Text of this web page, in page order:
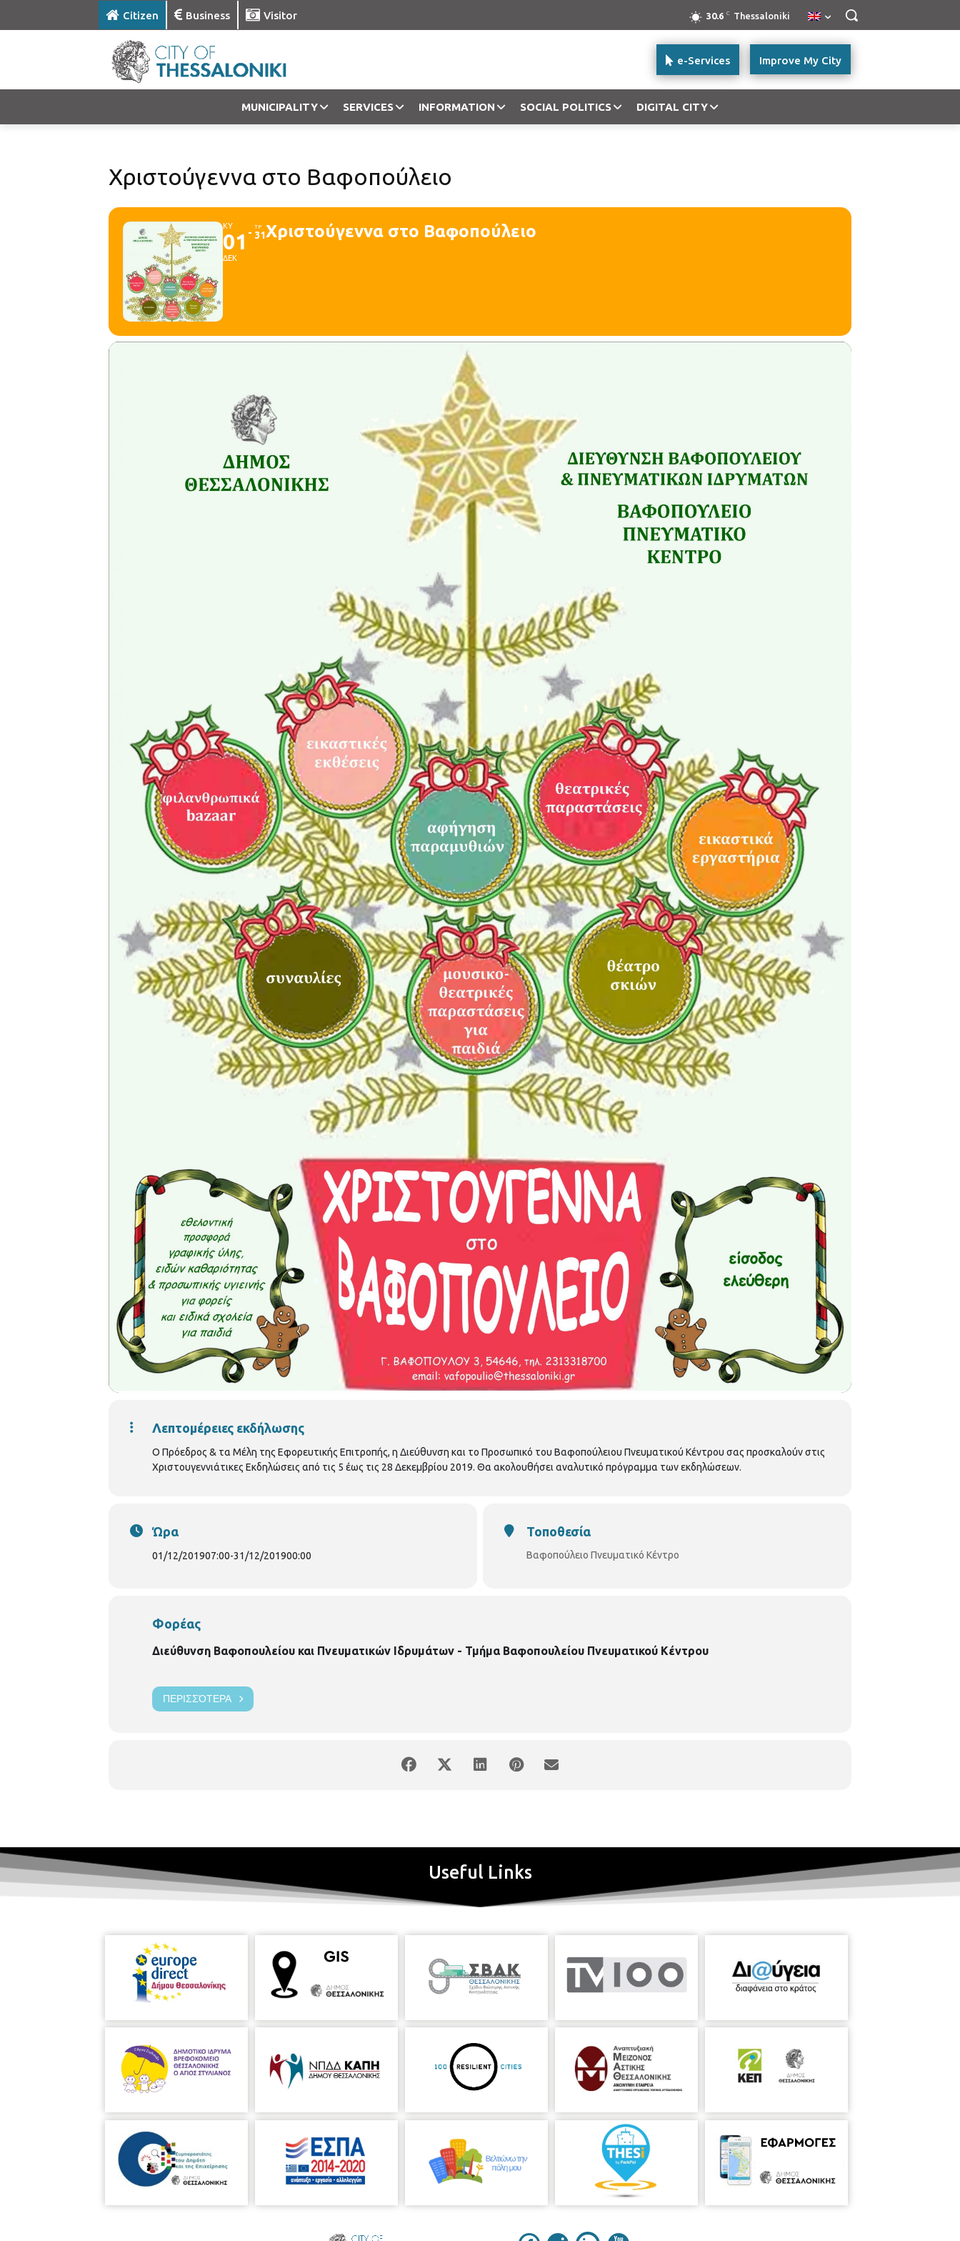
Citizen Business Visitor 30.6 C Thessaloniki
Improve My City
e-Services
MUNICIPALITY SERVICES INFORMATION SOCIAL POLITICS DIGITAL CITY
Χριστούγεννα στο Βαφοπούλειο
ΚΥ
01
ΔΕΚ
ΤΡ
31Χριστούγεννα στο Βαφοπούλειο
Λεπτομέρειες εκδήλωσης
Ο Πρόεδρος & τα Μέλη της Εφορευτικής Επιτροπής, η Διεύθυνση και το Προσωπικό του Βαφοπούλειου Πνευματικού Κέντρου σας προσκαλούν στις
Χριστουγεννιάτικες Εκδηλώσεις από τις 5 έως τις 28 Δεκεμβρίου 2019. Θα ακολουθήσει αναλυτικό πρόγραμμα των εκδηλώσεων.
Ώρα
01/12/201907:00-31/12/201900:00
Τοποθεσία
Βαφοπούλειο Πνευματικό Κέντρο
Φορέας
Διεύθυνση Βαφοπουλείου και Πνευματικών Ιδρυμάτων - Τμήμα Βαφοπουλείου Πνευματικού Κέντρου
ΠΕΡΙΣΣΌΤΕΡΑ
Useful Links